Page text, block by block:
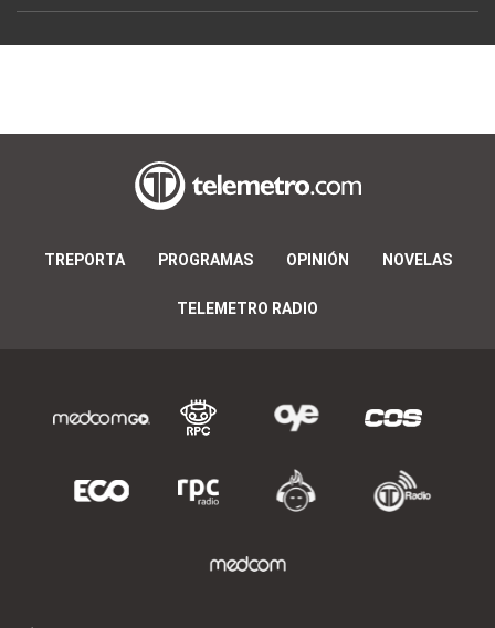
TREPORTA PROGRAMAS OPINIÓN NOVELAS
TELEMETRO RADIO